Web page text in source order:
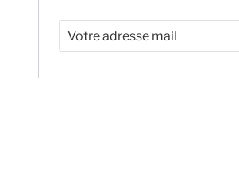
Votre
adresse